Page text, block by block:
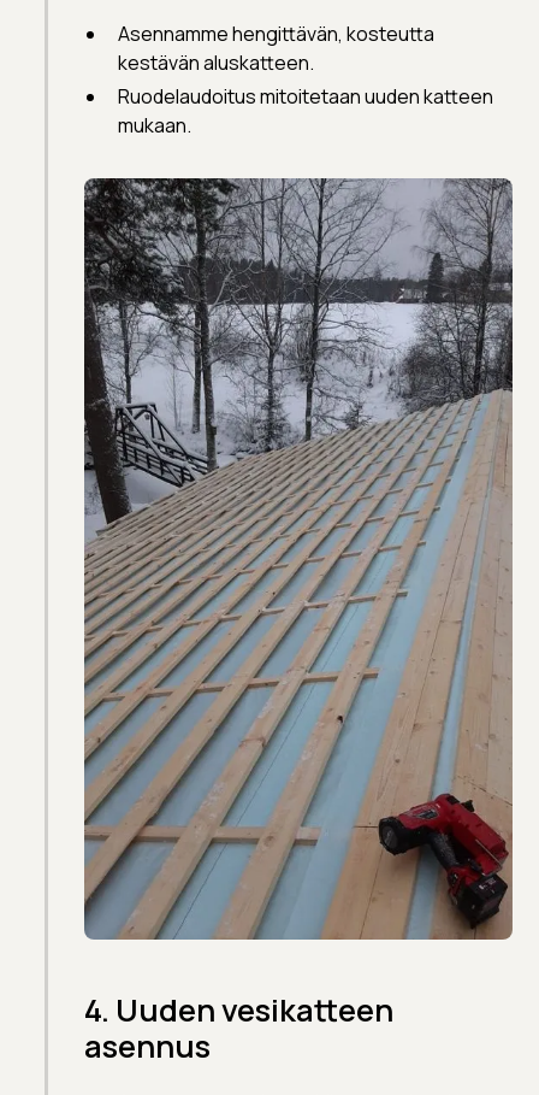
Asennamme hengittävän, kosteutta
kestävän aluskatteen.
Ruodelaudoitus mitoitetaan uuden katteen
mukaan.
4. Uuden vesikatteen
asennus